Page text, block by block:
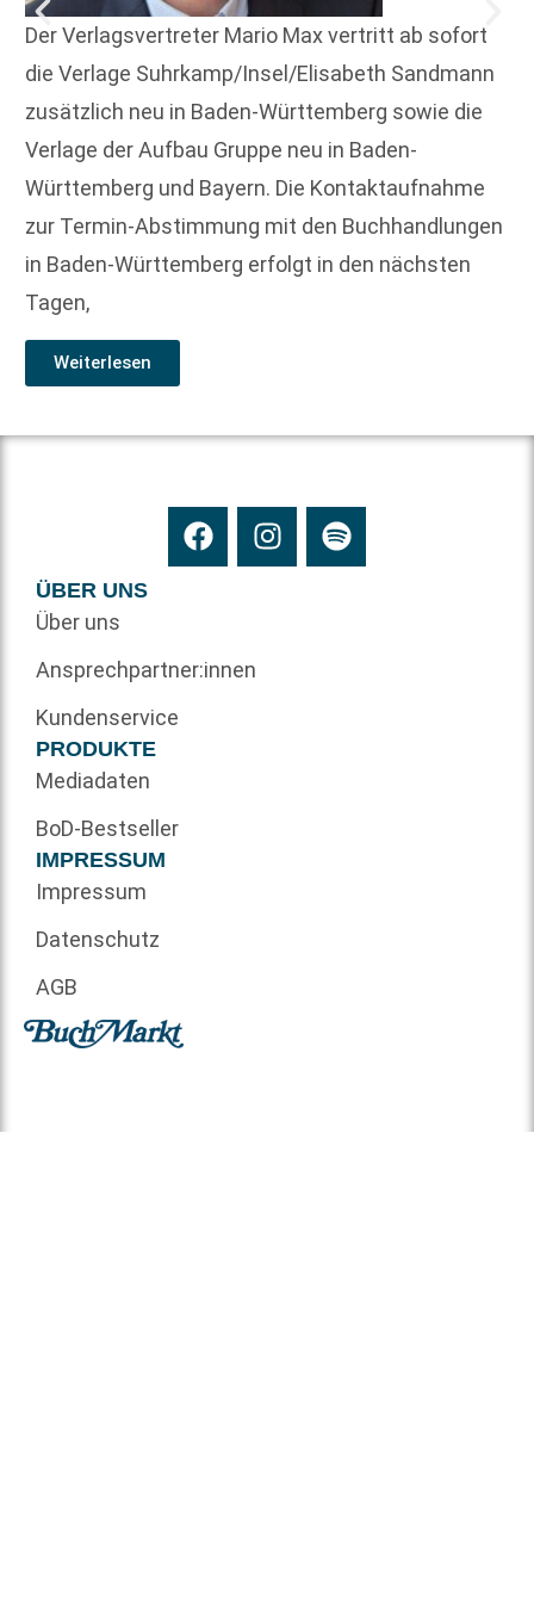
Der Verlagsvertreter Mario Max vertritt ab sofort
die Verlage Suhrkamp/Insel/Elisabeth Sandmann
zusätzlich neu in Baden-Württemberg sowie die
Verlage der Aufbau Gruppe neu in Baden-
Württemberg und Bayern. Die Kontaktaufnahme
zur Termin-Abstimmung mit den Buchhandlungen
in Baden-Württemberg erfolgt in den nächsten
Tagen,
Weiterlesen
ÜBER UNS
Über uns
Ansprechpartner:innen
Kundenservice
PRODUKTE
Mediadaten
BoD-Bestseller
IMPRESSUM
Impressum
Datenschutz
AGB